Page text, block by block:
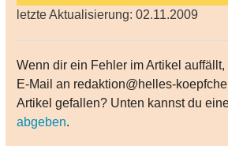
letzte Aktualisierung: 02.11.2009
Wenn dir ein Fehler im Artikel
E-Mail an redaktion@helles-
Artikel gefallen? Unten kannst du
abgeben.